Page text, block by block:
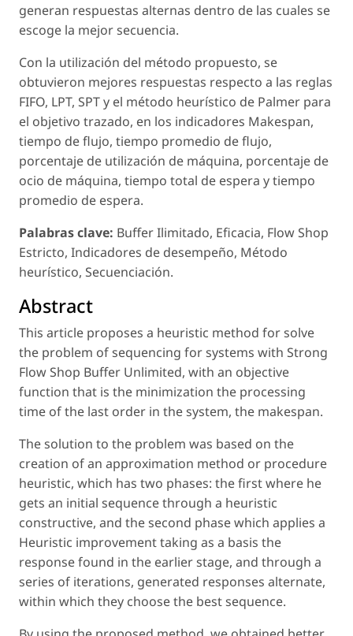
generan respuestas alternas dentro de las cuales se
escoge la mejor secuencia.
Con la utilización del método propuesto, se
obtuvieron mejores respuestas respecto a las reglas
FIFO, LPT, SPT y el método heurístico de Palmer para
el objetivo trazado, en los indicadores Makespan,
tiempo de flujo, tiempo promedio de flujo,
porcentaje de utilización de máquina, porcentaje de
ocio de máquina, tiempo total de espera y tiempo
promedio de espera.
Palabras clave: Buffer Ilimitado, Eficacia, Flow Shop
Estricto, Indicadores de desempeño, Método
heurístico, Secuenciación.
Abstract
This article proposes a heuristic method for solve
the problem of sequencing for systems with Strong
Flow Shop Buffer Unlimited, with an objective
function that is the minimization the processing
time of the last order in the system, the makespan.
The solution to the problem was based on the
creation of an approximation method or procedure
heuristic, which has two phases: the first where he
gets an initial sequence through a heuristic
constructive, and the second phase which applies a
Heuristic improvement taking as a basis the
response found in the earlier stage, and through a
series of iterations, generated responses alternate,
within which they choose the best sequence.